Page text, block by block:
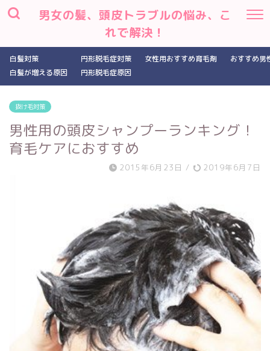
男女の髪、頭皮トラブルの悩み、こ
れで解決！
白髪対策
白髪が増える原因
円形脱毛症対策
円形脱毛症原因
女性用おすすめ育毛剤 おすすめ男
抜け毛対策
男性用の頭皮シャンプーランキング！
育毛ケアにおすすめ
2015年6月23日 / 2019年6月7日